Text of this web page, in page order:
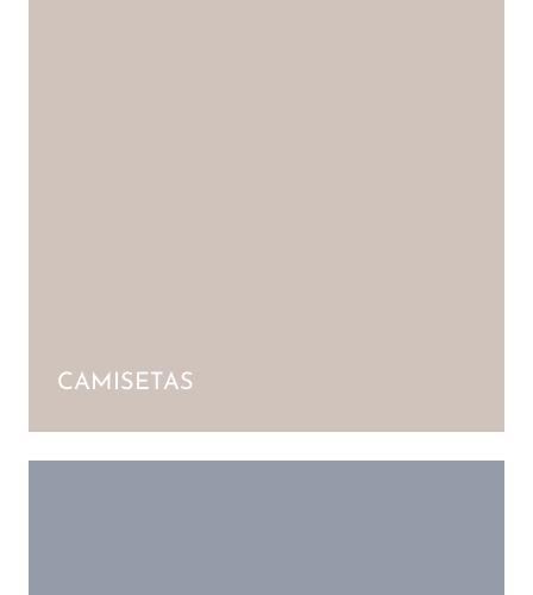
CAMISETAS